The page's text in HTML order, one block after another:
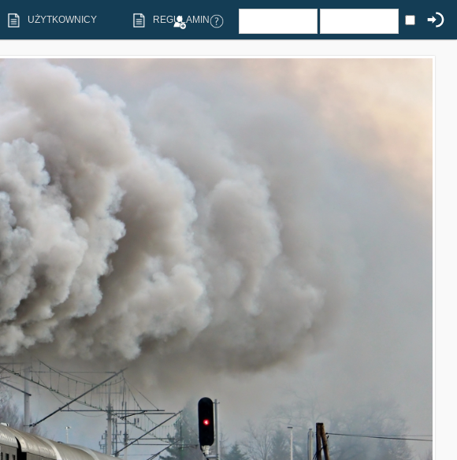
UŻYTKOWNICY REGULAMIN